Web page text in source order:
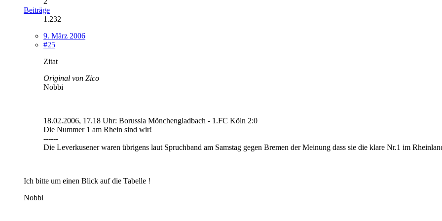
Beiträge
1.232
9. März 2006
#25
Zitat
Original von Zico
Nobbi
18.02.2006, 17.18 Uhr: Borussia Mönchengladbach - 1.FC Köln 2:0
Die Nummer 1 am Rhein sind wir!
------
Die Leverkusener waren übrigens laut Spruchband am Samstag gegen Bremen der Meinung dass sie die klare Nr.1 im
Ich bitte um einen Blick auf die Tabelle !
Nobbi